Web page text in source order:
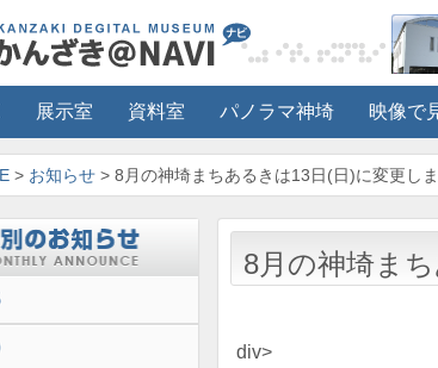
展示室 資料室 パノラマ神埼 映像で
> お知らせ > 8月の神埼まちあるきは13日(日)に変更しま
8月の神埼ま
div>